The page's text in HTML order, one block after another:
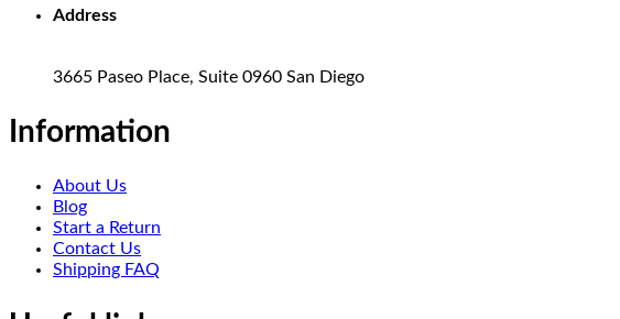
Address
3665 Paseo Place, Suite 0960 San Diego
Information
About Us
Blog
Start a Return
Contact Us
Shipping FAQ